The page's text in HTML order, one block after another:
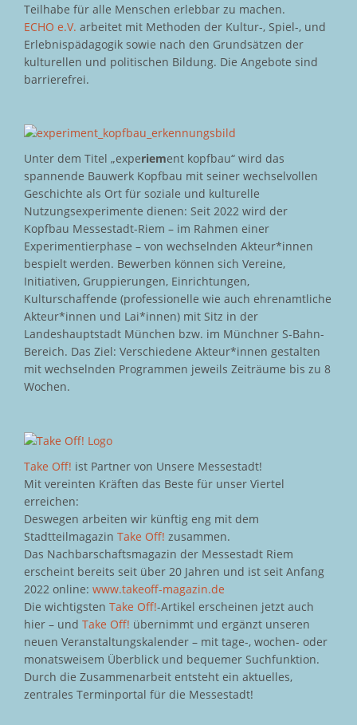
Teilhabe für alle Menschen erlebbar zu machen.
ECHO e.V. arbeitet mit Methoden der Kultur-, Spiel-, und
Erlebnispädagogik sowie nach den Grundsätzen der
kulturellen und politischen Bildung. Die Angebote sind
barrierefrei.
Unter dem Titel „experiement kopfbau“ wird das
spannende Bauwerk Kopfbau mit seiner wechselvollen
Geschichte als Ort für soziale und kulturelle
Nutzungsexperimente dienen: Seit 2022 wird der
Kopfbau Messestadt-Riem – im Rahmen einer
Experimentierphase – von wechselnden Akteur*innen
bespielt werden. Bewerben können sich Vereine,
Initiativen, Gruppierungen, Einrichtungen,
Kulturschaffende (professionelle wie auch ehrenamtliche
Akteur*innen und Lai*innen) mit Sitz in der
Landeshauptstadt München bzw. im Münchner S-Bahn-
Bereich. Das Ziel: Verschiedene Akteur*innen gestalten
mit wechselnden Programmen jeweils Zeiträume bis zu 8
Wochen.
Take Off! ist Partner von Unsere Messestadt!
Mit vereinten Kräften das Beste für unser Viertel
erreichen:
Deswegen arbeiten wir künftig eng mit dem
Stadtteilmagazin Take Off! zusammen.
Das Nachbarschaftsmagazin der Messestadt Riem
erscheint bereits seit über 20 Jahren und ist seit Anfang
2022 online: www.takeoff-magazin.de
Die wichtigsten Take Off!-Artikel erscheinen jetzt auch
hier – und Take Off! übernimmt und ergänzt unseren
neuen Veranstaltungskalender – mit tage-, wochen- oder
monatsweisem Überblick und bequemer Suchfunktion.
Durch die Zusammenarbeit entsteht ein aktuelles,
zentrales Terminportal für die Messestadt!